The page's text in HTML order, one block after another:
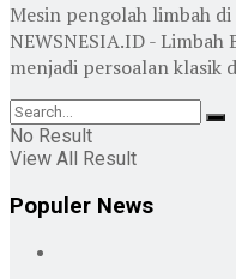
Mesin pengolah limbah di
NEWSNESIA.ID -
menjadi persoalan klasik
No Result
View All Result
Populer News